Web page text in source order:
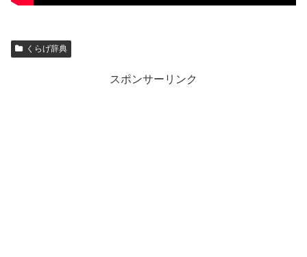
くらげ辞典
スポンサーリンク